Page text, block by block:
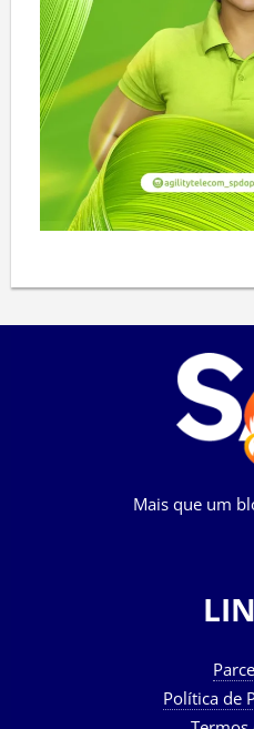
Mais que um
Política de